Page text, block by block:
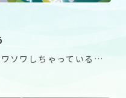
ソワしちゃっているの